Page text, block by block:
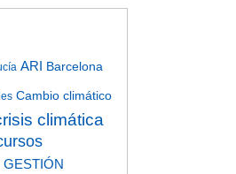
ARI Barcelona
Cambio climático
climática
GESTIÓN